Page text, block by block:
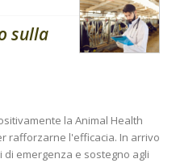
sulla
la Animal Health
rafforzarne l'efficacia. In arrivo
emergenza e sostegno agli